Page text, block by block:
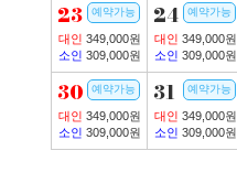
23 예약가능
대인 349,000원
소인 309,000원
24 예약가능
대인 349,000원
소인 309,000원
30 예약가능
대인 349,000원
소인 309,000원
31 예약가능
대인 349,000원
소인 309,000원